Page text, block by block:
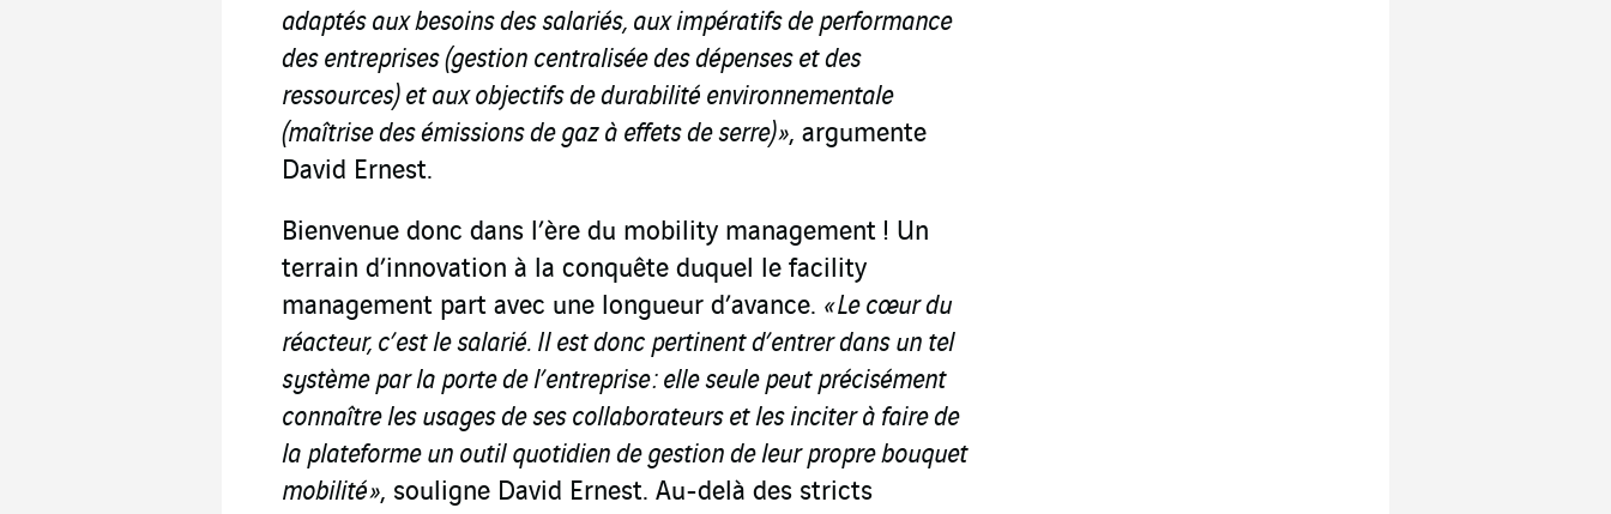
adaptés aux besoins des salariés, aux impératifs de performance
des entreprises (gestion centralisée des dépenses et des
ressources) et aux objectifs de durabilité environnementale
(maîtrise des émissions de gaz à effets de serre) », argumente
David Ernest.
Bienvenue donc dans l’ère du mobility management ! Un
terrain d’innovation à la conquête duquel le facility
management part avec une longueur d’avance. « Le cœur du
réacteur, c’est le salarié. Il est donc pertinent d’entrer dans un tel
système par la porte de l’entreprise : elle seule peut précisément
connaître les usages de ses collaborateurs et les inciter à faire de
la plateforme un outil quotidien de gestion de leur propre bouquet
mobilité », souligne David Ernest. Au-delà des stricts